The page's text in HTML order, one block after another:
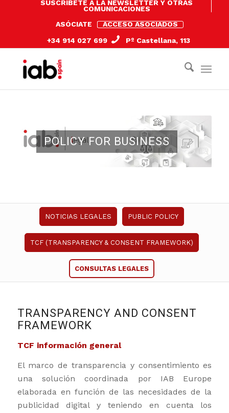
SUSCRÍBETE A LA NEWSLETTER Y OTRAS
COMUNICACIONES
ASÓCIATE
ACCESO ASOCIADOS
+34 914 027 699
Pº Castellana, 113
POLICY FOR BUSINESS
NOTICIAS LEGALES PUBLIC POLICY
TCF (TRANSPARENCY & CONSENT FRAMEWORK)
CONSULTAS LEGALES
TRANSPARENCY AND CONSENT
FRAMEWORK
TCF información general
El marco de transparencia y consentimiento es
una solución coordinada por IAB Europe
elaborada en función de las necesidades de la
publicidad digital y teniendo en cuenta los